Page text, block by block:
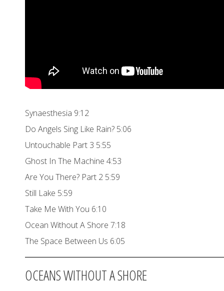
Synaesthesia 9:12
Do Angels Sing Like Rain? 5:06
Untouchable Part 3 5:55
Ghost In The Machine 4:53
Are You There? Part 2 5:59
Still Lake 5:59
Take Me With You 6:10
Ocean Without A Shore 7:18
The Space Between Us 6:05
OCEANS WITHOUT A SHORE